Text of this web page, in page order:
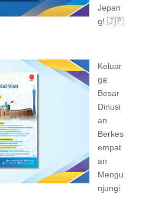
Jepan
g! 🇯🇵
Keluar
ga
Besar
Dinusi
an
Berkes
empat
an
Mengu
njungi